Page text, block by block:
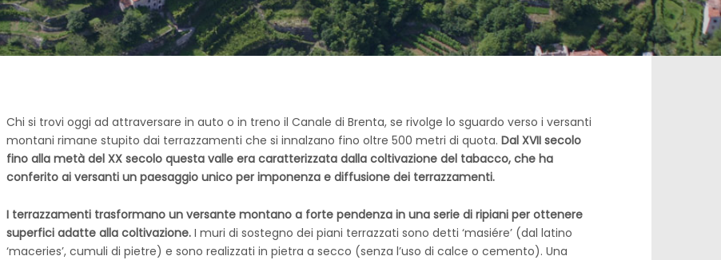
Chi si trovi oggi ad attraversare in auto o in treno il Canale di Brenta, se rivolge lo sguardo verso i versanti
montani rimane stupito dai terrazzamenti che si innalzano fino oltre 500 metri di quota. Dal XVII secolo
fino alla metà del XX secolo questa valle era caratterizzata dalla coltivazione del tabacco, che ha
conferito ai versanti un paesaggio unico per imponenza e diffusione dei terrazzamenti.
I terrazzamenti trasformano un versante montano a forte pendenza in una serie di ripiani per ottenere
superfici adatte alla coltivazione.I muri di sostegno dei piani terrazzati sono detti ‘masiére’ (dal latino
‘maceries’, cumuli di pietre) e sono realizzati in pietra a secco (senza l’uso di calce o cemento). Una